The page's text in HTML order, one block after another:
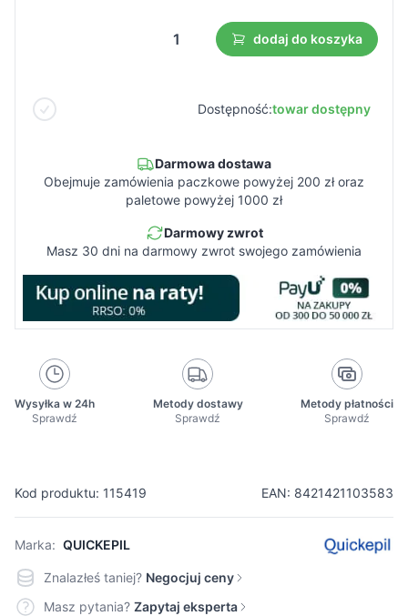
Kod produktu: 115419 EAN: 8421421103583
Marka: QUICKEPIL
dodaj do koszyka
Dostępność:towar dostępny
Darmowa dostawa
Obejmuje zamówienia paczkowe powyżej 200 zł oraz
paletowe powyżej 1000 zł
Darmowy zwrot
Masz 30 dni na darmowy zwrot swojego zamówienia
Wysyłka w 24h
Sprawdź
Metody dostawy
Sprawdź
Metody płatności
Sprawdź
Znalazłeś taniej? Negocjuj ceny
Masz pytania? Zapytaj eksperta